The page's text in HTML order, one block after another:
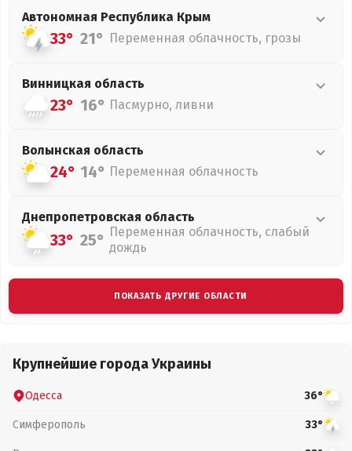
Автономная Республика Крым
33° 21° Переменная облачность, грозы
Винницкая область
23° 16° Пасмурно, ливни
Волынская область
24° 14° Переменная облачность
Днепропетровская область
33° 25° Переменная облачность, слабый
дождь
ПОКАЗАТЬ ДРУГИЕ ОБЛАСТИ
Крупнейшие города Украины
Одесса 36°
Симферополь 33°